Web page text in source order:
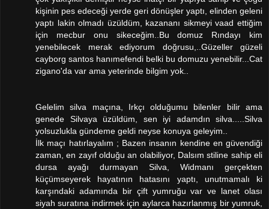
kişinin pes edeceği yerde geri dönüşler yaptı, elinden geleni
yaptı lakin olmadı üzüldüm, kazananı sikmeyi vaad ettiğim
için mecbur onu sikeceğim..Bu domuz Rındayı kim
yenebilecek merak ediyorum doğrusu,..Güzeller güzeli
cayborg santos hanımefendi belki bu domuzu yenebilir...Cat
zigano'da var ama yeterinde bilgim yok..
Gelelim silva maçına, Irkçı olduğumu bilenler bilir ama
genede Silvaya üzüldüm, sen iyi adamdın silva.....Silva
yolsuzlukla gündeme geldi neyse konuya geleyim..
İlk maçı hatırlayalım ; Bazen insanın kendine en güvendiği
zaman, en zayıf olduğu an olabiliyor, Dalsım stiline sahip eli
dursa ayağı durmayan Silva, Widmanı gerçekten
küçümseyerek hayatının hatasını yaptı, unutmamalı ki
karşındaki adamında bir çift yumruğu var ve lanet olası
siyah suratına indirmek için aylarca hazırlanmış bir yumruk,